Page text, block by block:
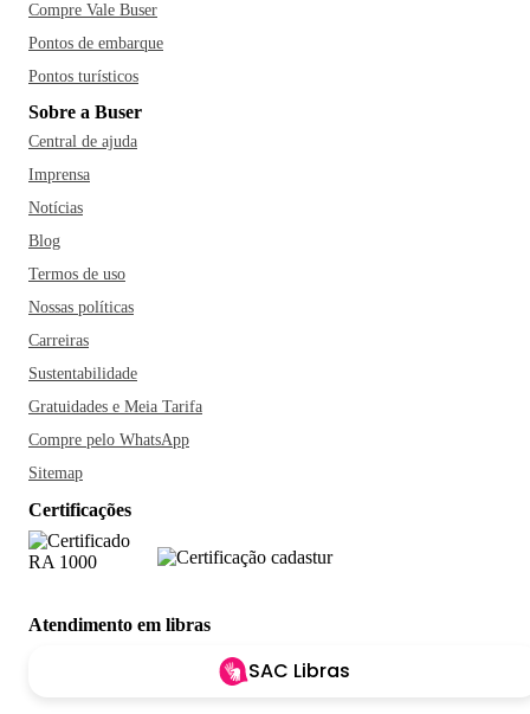
Compre Vale Buser
Pontos de embarque
Pontos turísticos
Sobre a Buser
Central de ajuda
Imprensa
Notícias
Blog
Termos de uso
Nossas políticas
Carreiras
Sustentabilidade
Gratuidades e Meia Tarifa
Compre pelo WhatsApp
Sitemap
Certificações
Atendimento em libras
SAC Libras